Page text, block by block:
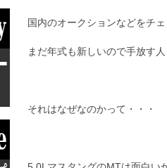
国内のオークションなどをチ
まだ年式も新しいので手放す
それはなぜなのかって・・・